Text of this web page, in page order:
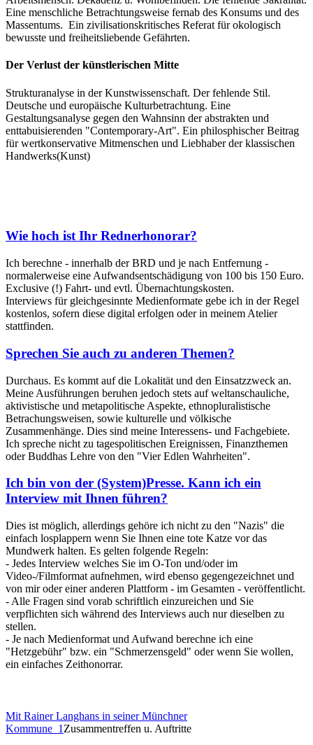
Eine menschliche Betrachtungsweise fernab des Konsums und des
Massentums. Ein zivilisationskritisches Referat für okologisch
bewusste und freiheitsliebende Gefährten.
Der Verlust der künstlerischen Mitte
Strukturanalyse in der Kunstwissenschaft. Der fehlende Stil.
Deutsche und europäische Kulturbetrachtung. Eine
Gestaltungsanalyse gegen den Wahnsinn der abstrakten und
enttabuisierenden "Contemporary-Art". Ein philosphischer Beitrag
für wertkonservative Mitmenschen und Liebhaber der klassischen
Handwerks(Kunst)
Wie hoch ist Ihr Rednerhonorar?
Ich berechne - innerhalb der BRD und je nach Entfernung -
normalerweise eine Aufwandsentschädigung von 100 bis 150 Euro.
Exclusive (!) Fahrt- und evtl. Übernachtungskosten.
Interviews für gleichgesinnte Medienformate gebe ich in der Regel
kostenlos, sofern diese digital erfolgen oder in meinem Atelier
stattfinden.
Sprechen Sie auch zu anderen Themen?
Durchaus. Es kommt auf die Lokalität und den Einsatzzweck an.
Meine Ausführungen beruhen jedoch stets auf weltanschauliche,
aktivistische und metapolitische Aspekte, ethnopluralistische
Betrachungsweisen, sowie kulturelle und völkische
Zusammenhänge. Dies sind meine Interessens- und Fachgebiete.
Ich spreche nicht zu tagespolitischen Ereignissen, Finanzthemen
oder Buddhas Lehre von den "Vier Edlen Wahrheiten".
Ich bin von der (System)Presse. Kann ich ein
Interview mit Ihnen führen?
Dies ist möglich, allerdings gehöre ich nicht zu den "Nazis" die
einfach losplappern wenn Sie Ihnen eine tote Katze vor das
Mundwerk halten. Es gelten folgende Regeln:
- Jedes Interview welches Sie im O-Ton und/oder im
Video-/Filmformat aufnehmen, wird ebenso gegengezeichnet und
von mir oder einer anderen Plattform - im Gesamten - veröffentlicht.
- Alle Fragen sind vorab schriftlich einzureichen und Sie
verpflichten sich während des Interviews auch nur dieselben zu
stellen.
- Je nach Medienformat und Aufwand berechne ich eine
"Hetzgebühr" bzw. ein "Schmerzensgeld" oder wenn Sie wollen,
ein einfaches Zeithonorrar.
Mit Rainer Langhans in seiner Münchner
Kommune_1 Zusammentreffen u. Auftritte